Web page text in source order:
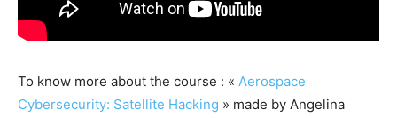
To know more about the course : « Aerospace
Cybersecurity: Satellite Hacking » made by Angelina